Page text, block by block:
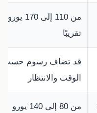
من 110 إلى 170 يورو
تقريبًا
قد تضاف رسوم حسب
الوقت والانتظار
من 80 إلى 140 يورو